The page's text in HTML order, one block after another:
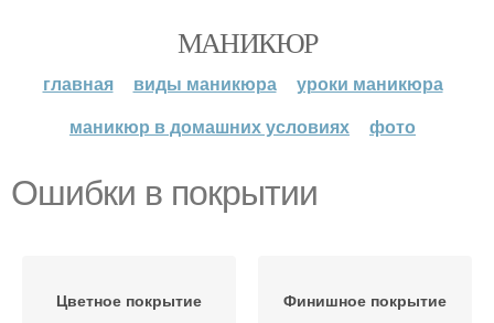
МАНИКЮР
главная виды маникюра
уроки маникюра
маникюр в домашних условиях
фото
Ошибки в покрытии
Цветное покрытие Финишное покрытие